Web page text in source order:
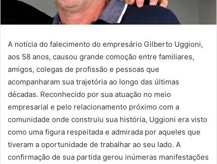
A notícia do falecimento do empresário Gilberto Uggioni,
aos 58 anos, causou grande comoção entre familiares,
amigos, colegas de profissão e pessoas que
acompanharam sua trajetória ao longo das últimas
décadas. Reconhecido por sua atuação no meio
empresarial e pelo relacionamento próximo com a
comunidade onde construiu sua história, Uggioni era visto
como uma figura respeitada e admirada por aqueles que
tiveram a oportunidade de trabalhar ao seu lado. A
confirmação de sua partida gerou inúmeras manifestações